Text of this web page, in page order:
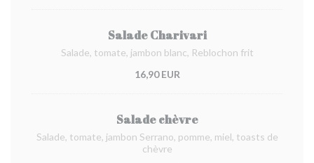
Salade Charivari
Salade, tomate, jambon blanc, Reblochon frit
16,90 EUR
Salade chèvre
Salade, tomate, jambon Serrano, pomme, miel, toasts de
chèvre